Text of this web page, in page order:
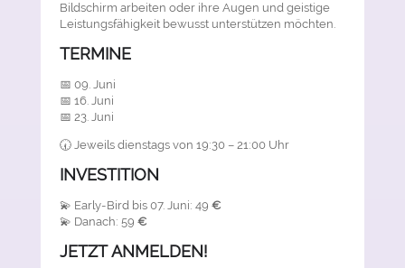
Bildschirm arbeiten oder ihre Augen und geistige
Leistungsfähigkeit bewusst unterstützen möchten.
TERMINE
📅 09. Juni
📅 16. Juni
📅 23. Juni
🕢 Jeweils dienstags von 19:30 – 21:00 Uhr
INVESTITION
💫 Early-Bird bis 07. Juni: 49 €
💫 Danach: 59 €
JETZT ANMELDEN!